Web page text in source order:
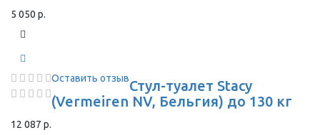
5 050 р.
Оставить отзывСтул-туалет Stacy
(Vermeiren NV, Бельгия) до 130 кг
12 087 р.